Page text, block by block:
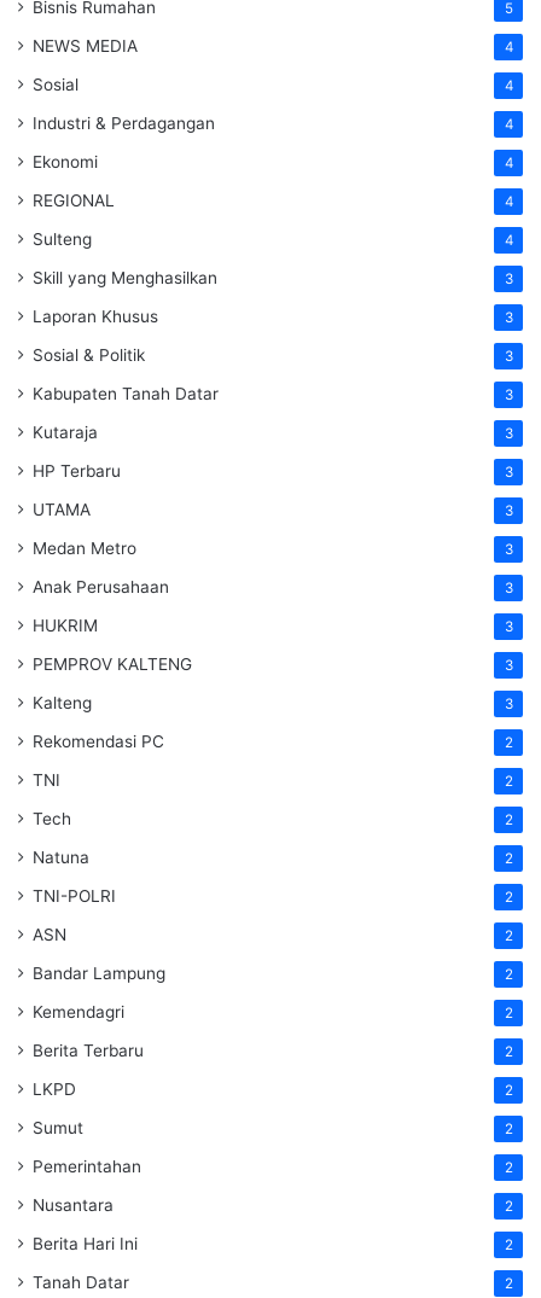
Bisnis Rumahan 5
NEWS MEDIA 4
Sosial 4
Industri & Perdagangan 4
Ekonomi 4
REGIONAL 4
Sulteng 4
Skill yang Menghasilkan 3
Laporan Khusus 3
Sosial & Politik 3
Kabupaten Tanah Datar 3
Kutaraja 3
HP Terbaru 3
UTAMA 3
Medan Metro 3
Anak Perusahaan 3
HUKRIM 3
PEMPROV KALTENG 3
Kalteng 3
Rekomendasi PC 2
TNI 2
Tech 2
Natuna 2
TNI-POLRI 2
ASN 2
Bandar Lampung 2
Kemendagri 2
Berita Terbaru 2
LKPD 2
Sumut 2
Pemerintahan 2
Nusantara 2
Berita Hari Ini 2
Tanah Datar 2